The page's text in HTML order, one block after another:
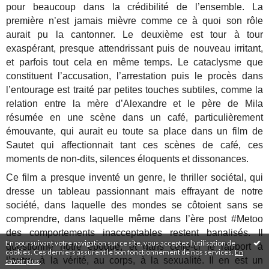
En poursuivant votre navigation sur ce site, vous acceptez l'utilisation de
cookies. Ces derniers assurent le bon fonctionnement de nos services.En
savoir plus.
pour beaucoup dans la crédibilité de l’ensemble. La
première n’est jamais mièvre comme ce à quoi son rôle
aurait pu la cantonner. Le deuxième est tour à tour
exaspérant, presque attendrissant puis de nouveau irritant,
et parfois tout cela en même temps. Le cataclysme que
constituent l’accusation, l’arrestation puis le procès dans
l’entourage est traité par petites touches subtiles, comme la
relation entre la mère d’Alexandre et le père de Mila
résumée en une scène dans un café, particulièrement
émouvante, qui aurait eu toute sa place dans un film de
Sautet qui affectionnait tant ces scènes de café, ces
moments de non-dits, silences éloquents et dissonances.
Ce film a presque inventé un genre, le thriller sociétal, qui
dresse un tableau passionnant mais effrayant de notre
société, dans laquelle des mondes se côtoient sans se
comprendre, dans laquelle même dans l’ère post #Metoo
des comportements inacceptables restent banalisés. Il
questionne notre époque, et dans celle-ci le rapport à
l’autre, à la vérité, au corps, à la sexualité. Il en est un